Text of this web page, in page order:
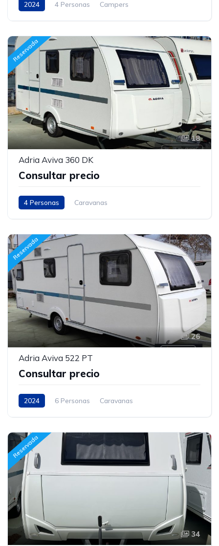
2024 4 Personas Campers
Reservada
18
Adria Aviva 360 DK
Consultar precio
4 Personas Caravanas
Reservada
26
Adria Aviva 522 PT
Consultar precio
2024 6 Personas Caravanas
Reservada
34